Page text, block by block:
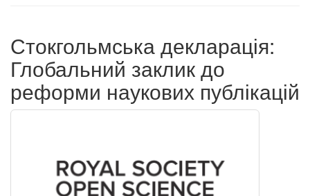
Стокгольмська декларація:
Глобальний заклик до
реформи наукових публікацій